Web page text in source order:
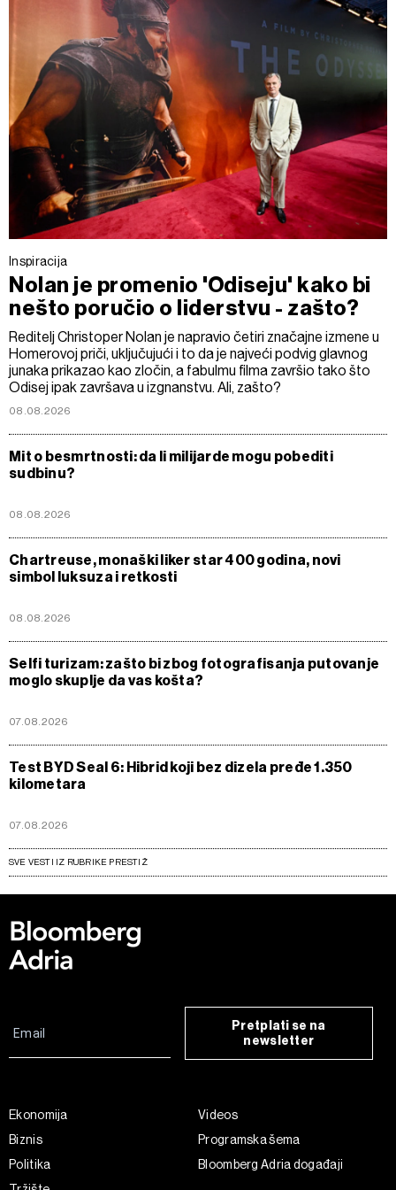
Inspiracija
Nolan je promenio 'Odiseju' kako bi
nešto poručio o liderstvu - zašto?
Reditelj Christoper Nolan je napravio četiri značajne izmene u
Homerovoj priči, uključujući i to da je najveći podvig glavnog
junaka prikazao kao zločin, a fabulmu filma završio tako što
Odisej ipak završava u izgnanstvu. Ali, zašto?
08.08.2026
Mit o besmrtnosti: da li milijarde mogu pobediti
sudbinu?
08.08.2026
Chartreuse, monaški liker star 400 godina, novi
simbol luksuza i retkosti
08.08.2026
Selfi turizam: zašto bi zbog fotografisanja putovanje
moglo skuplje da vas košta?
07.08.2026
Test BYD Seal 6: Hibrid koji bez dizela pređe 1.350
kilometara
07.08.2026
SVE VESTI IZ RUBRIKE PRESTIŽ
Pretplati se na
newsletter
Ekonomija
Biznis
Politika
Videos
Programska šema
Bloomberg Adria događaji